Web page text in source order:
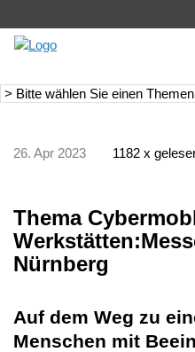
26. Apr 2023 1182 x
Thema
Nürnberg
Auf dem Weg zu
Menschen mit